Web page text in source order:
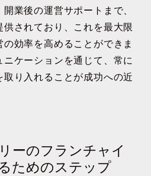
業後の運営サポートまで、
されており、これを最大限
効率を高めることができま
ケーションを通じて、常に
り入れることが成功への近
ーのフランチャイ
ためのステップ